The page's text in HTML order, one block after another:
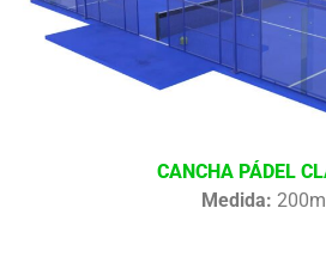
CANCHA PÁDEL
Medida: